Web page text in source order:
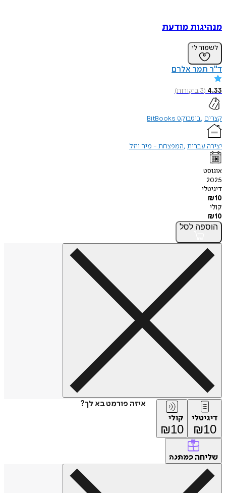
מנהיגות מודעת
לשמור לי
ד"ר תמר אלרם
4.33
(
3ביקורות)
קצרים ביטבוקס BitBooks
יצירה עברית המפצחת - מיה ויזל
אוגוסט
2025
דיגיטלי
₪10
קולי
₪10
הוספה לסל
איזה פורמט בא לך?
דיגיטלי
₪10
קולי
₪10
שליחה כמתנה